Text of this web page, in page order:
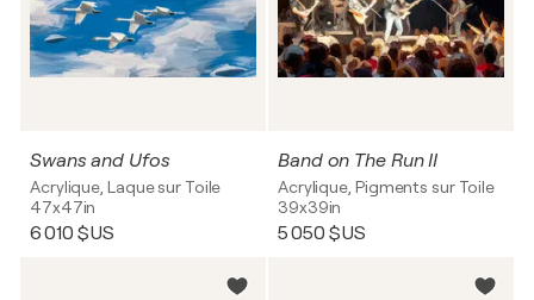
Swans and Ufos
Acrylique, Laque sur Toile
47x47in
6 010 $US
Band on The Run II
Acrylique, Pigments sur Toile
39x39in
5 050 $US